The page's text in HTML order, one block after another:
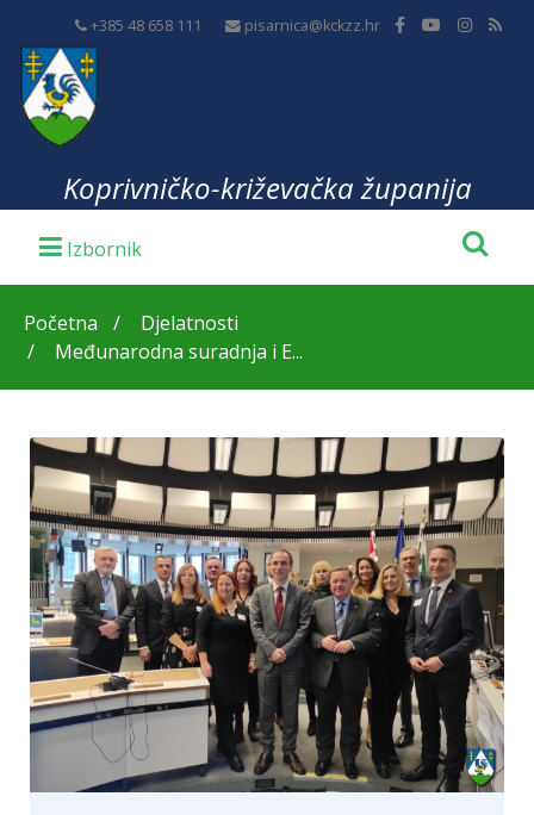
+385 48 658 111 pisarnica@kckzz.hr
Koprivničko-križevačka županija
Početna
Djelatnosti
Međunarodna suradnja i E...